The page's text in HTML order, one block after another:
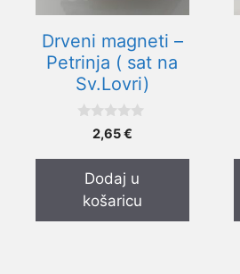
Drveni magneti –
Petrinja ( sat na
Sv.Lovri)
2,65€
Dodaj u
košaricu